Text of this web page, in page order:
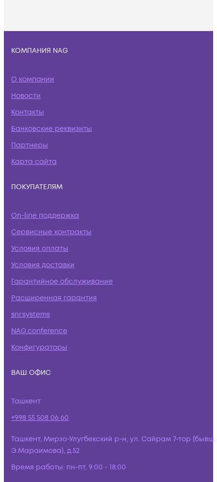
КОМПАНИЯ NAG
О компании
Новости
Контакты
Банковские реквизиты
Партнеры
Карта сайта
ПОКУПАТЕЛЯМ
On-line поддержка
Сервисные контракты
Условия оплаты
Условия доставки
Гарантийное обслуживание
Расширенная гарантия
snr.systems
NAG.conference
Конфигураторы
ВАШ ОФИС
Ташкент
+998 55 508 06 60
Ташкент, Мирзо-Улугбекский р-н, ул. Сайрам 7-тор (бывш.
Э.Мараимова), д.52
Время работы: пн-пт, 9:00 - 18:00